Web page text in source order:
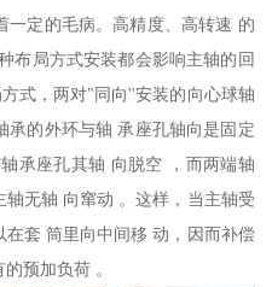
一定的毛病。高精度、高转速 的
布局方式安装都会影响主轴的回
式，两对"同向''安装的向心球轴
承的外环与轴 承座孔轴向是固定
承座孔其轴 向脱空 ，而两端轴
无轴 向窜动 。这样，当主轴受
套 筒里向中间移 动，因而补偿
预加负荷 。